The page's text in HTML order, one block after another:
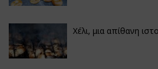
Χέλι, μια απίθανη